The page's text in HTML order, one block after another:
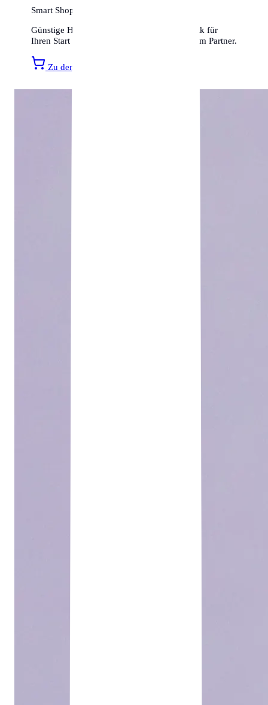
Smart Shopping für Ihr neues Zuhause
Günstige Haushaltsartikel, Möbel und Technik für
Ihren Start in Augsburg finden Sie bei unserem Partner.
Zu den Amazon Angeboten »